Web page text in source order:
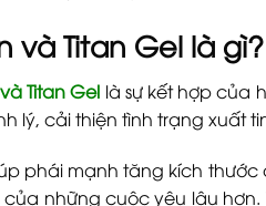
và Titan Gel là gì?
Titan Gel là sự kết hợp của
lý, cải thiện tình trạng xuất
phái mạnh tăng kích
những cuộc yêu lâu